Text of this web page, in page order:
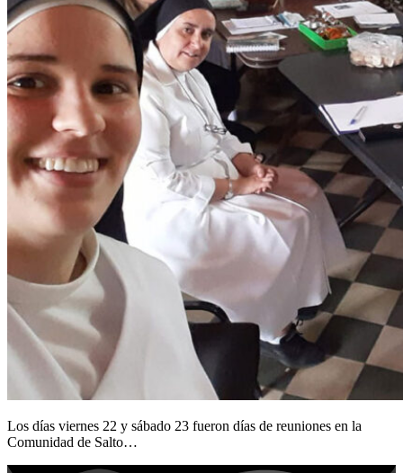
Los días viernes 22 y sábado 23 fueron días de reuniones en la
Comunidad de Salto…